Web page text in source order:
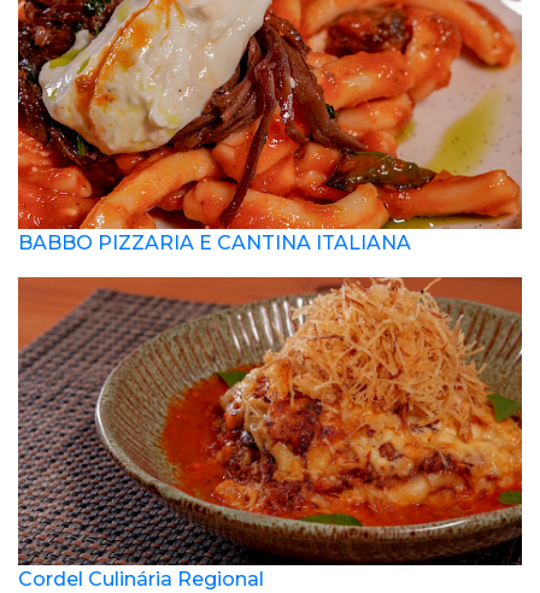
BABBO PIZZARIA E CANTINA ITALIANA
Cordel Culinária Regional